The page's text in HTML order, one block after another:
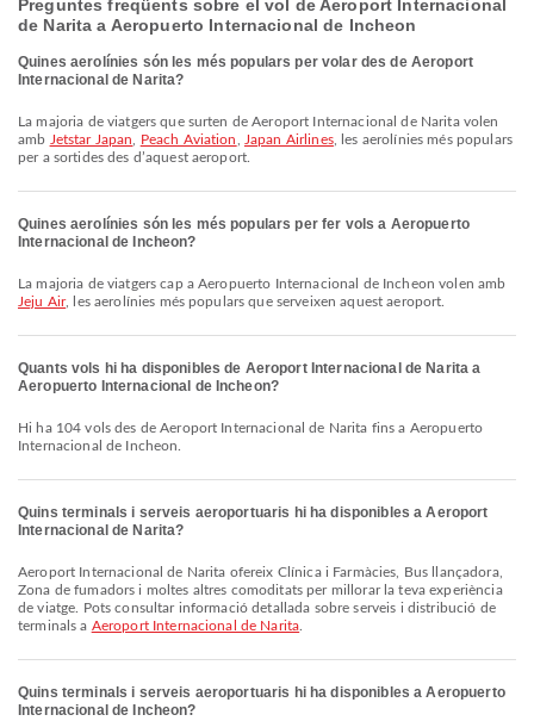
Preguntes freqüents sobre el vol de Aeroport Internacional
de Narita a Aeropuerto Internacional de Incheon
Quines aerolínies són les més populars per volar des de Aeroport
Internacional de Narita?
La majoria de viatgers que surten de Aeroport Internacional de Narita volen
amb Jetstar Japan Peach Aviation Japan Airlines, les aerolínies més populars
per a sortides des d’aquest aeroport.
Quines aerolínies són les més populars per fer vols a Aeropuerto
Internacional de Incheon?
La majoria de viatgers cap a Aeropuerto Internacional de Incheon volen amb
Jeju Air, les aerolínies més populars que serveixen aquest aeroport.
Quants vols hi ha disponibles de Aeroport Internacional de Narita a
Aeropuerto Internacional de Incheon?
Hi ha 104 vols des de Aeroport Internacional de Narita fins a Aeropuerto
Internacional de Incheon.
Quins terminals i serveis aeroportuaris hi ha disponibles a Aeroport
Internacional de Narita?
Aeroport Internacional de Narita ofereix Clínica i Farmàcies, Bus llançadora,
Zona de fumadors i moltes altres comoditats per millorar la teva experiència
de viatge. Pots consultar informació detallada sobre serveis i distribució de
terminals a Aeroport Internacional de Narita
Quins terminals i serveis aeroportuaris hi ha disponibles a Aeropuerto
Internacional de Incheon?